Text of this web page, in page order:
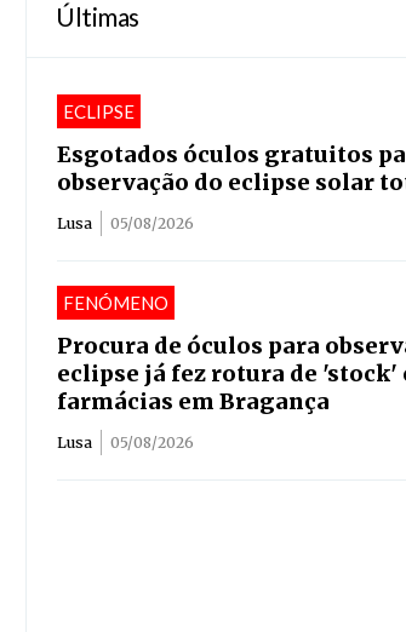
Últimas
ECLIPSE
Esgotados óculos gratuitos
observação do eclipse solar
Lusa 05/08/2026
FENÓMENO
Procura de óculos para
eclipse já fez rotura de 'stock'
farmácias em Bragança
Lusa 05/08/2026